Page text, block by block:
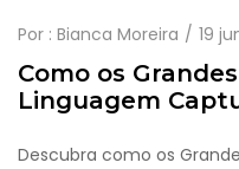
Por : Bianca Moreira 19
Como os
Linguagem
Descubra como os